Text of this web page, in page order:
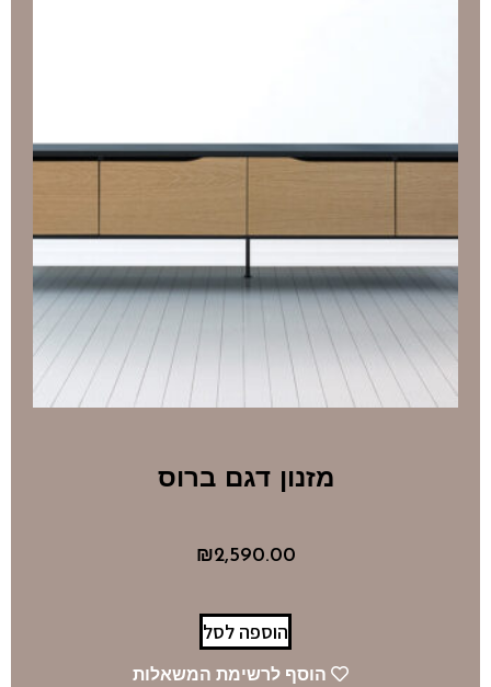
מזנון דגם ברוס
₪2,590.00
הוספה לסל
הוסף לרשימת המשאלות